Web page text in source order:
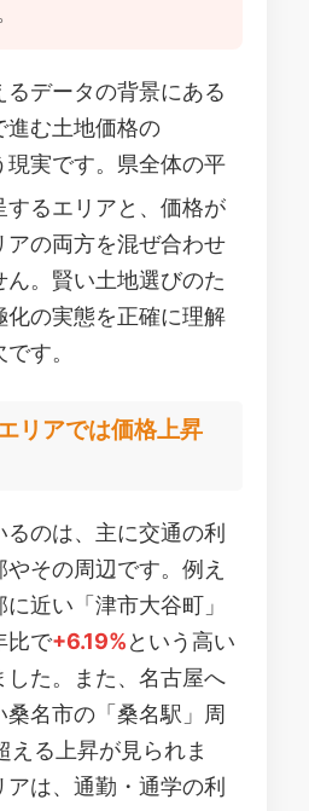
るデータの背景にある
進む土地価格の
現実です。県全体の平
するエリアと、価格が
アの両方を混ぜ合わせ
。賢い土地選びのた
化の実態を正確に理解
す。
リアでは価格上昇
のは、主に交通の利
その周辺です。例え
近い「津市大谷町」
比で+6.19%という高い
した。また、名古屋へ
名市の「桑名駅」周
える上昇が見られま
は、通勤・通学の利